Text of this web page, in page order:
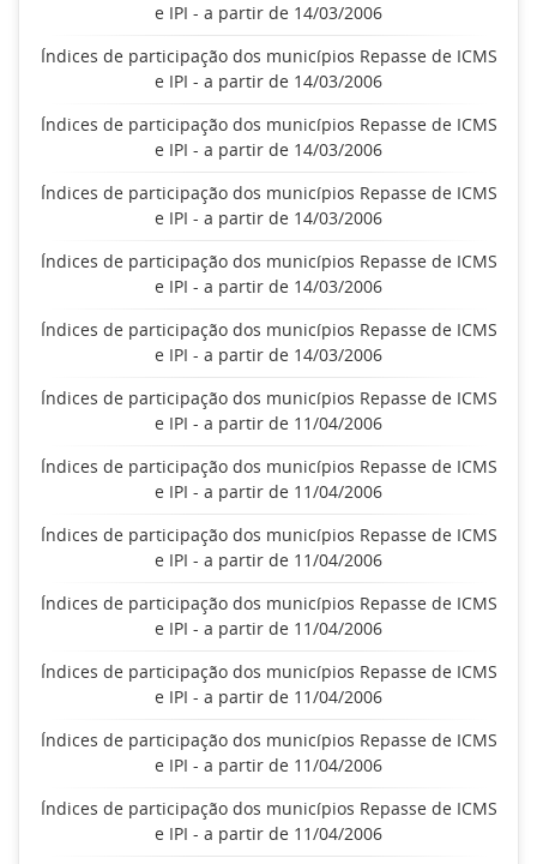
e IPI - a partir de 14/03/2006
Índices de participação dos municípios Repasse de ICMS
e IPI - a partir de 14/03/2006
Índices de participação dos municípios Repasse de ICMS
e IPI - a partir de 14/03/2006
Índices de participação dos municípios Repasse de ICMS
e IPI - a partir de 14/03/2006
Índices de participação dos municípios Repasse de ICMS
e IPI - a partir de 14/03/2006
Índices de participação dos municípios Repasse de ICMS
e IPI - a partir de 14/03/2006
Índices de participação dos municípios Repasse de ICMS
e IPI - a partir de 11/04/2006
Índices de participação dos municípios Repasse de ICMS
e IPI - a partir de 11/04/2006
Índices de participação dos municípios Repasse de ICMS
e IPI - a partir de 11/04/2006
Índices de participação dos municípios Repasse de ICMS
e IPI - a partir de 11/04/2006
Índices de participação dos municípios Repasse de ICMS
e IPI - a partir de 11/04/2006
Índices de participação dos municípios Repasse de ICMS
e IPI - a partir de 11/04/2006
Índices de participação dos municípios Repasse de ICMS
e IPI - a partir de 11/04/2006